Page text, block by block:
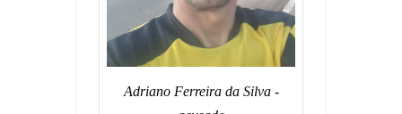
Adriano Ferreira da Silva -